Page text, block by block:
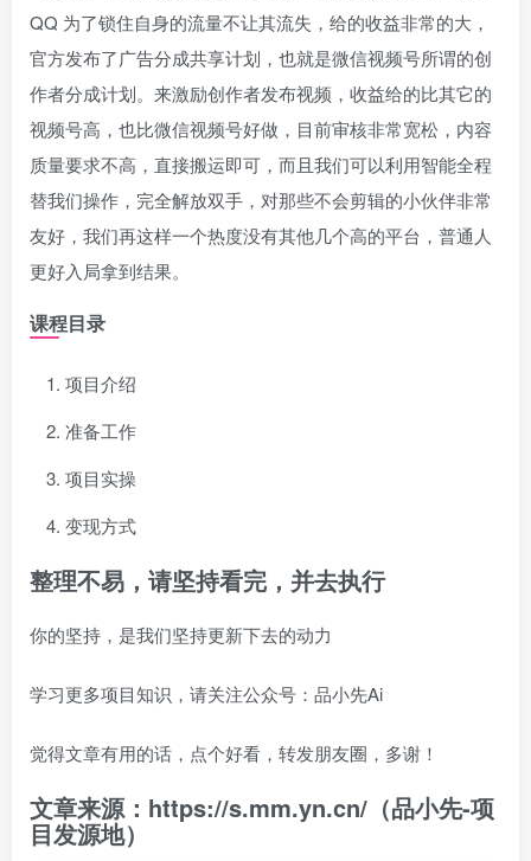
QQ 为了锁住自身的流量不让其流失，给的收益非常的大，
官方发布了广告分成共享计划，也就是微信视频号所谓的创
作者分成计划。来激励创作者发布视频，收益给的比其它的
视频号高，也比微信视频号好做，目前审核非常宽松，内容
质量要求不高，直接搬运即可，而且我们可以利用智能全程
替我们操作，完全解放双手，对那些不会剪辑的小伙伴非常
友好，我们再这样一个热度没有其他几个高的平台，普通人
更好入局拿到结果。
课程目录
项目介绍
准备工作
项目实操
变现方式
整理不易，请坚持看完，并去执行
你的坚持，是我们坚持更新下去的动力
学习更多项目知识，请关注公众号：品小先Ai
觉得文章有用的话，点个好看，转发朋友圈，多谢！
文章来源：https://s.mm.yn.cn/（品小先-项
目发源地）